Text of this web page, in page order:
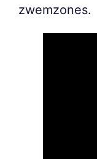
zwemzones.